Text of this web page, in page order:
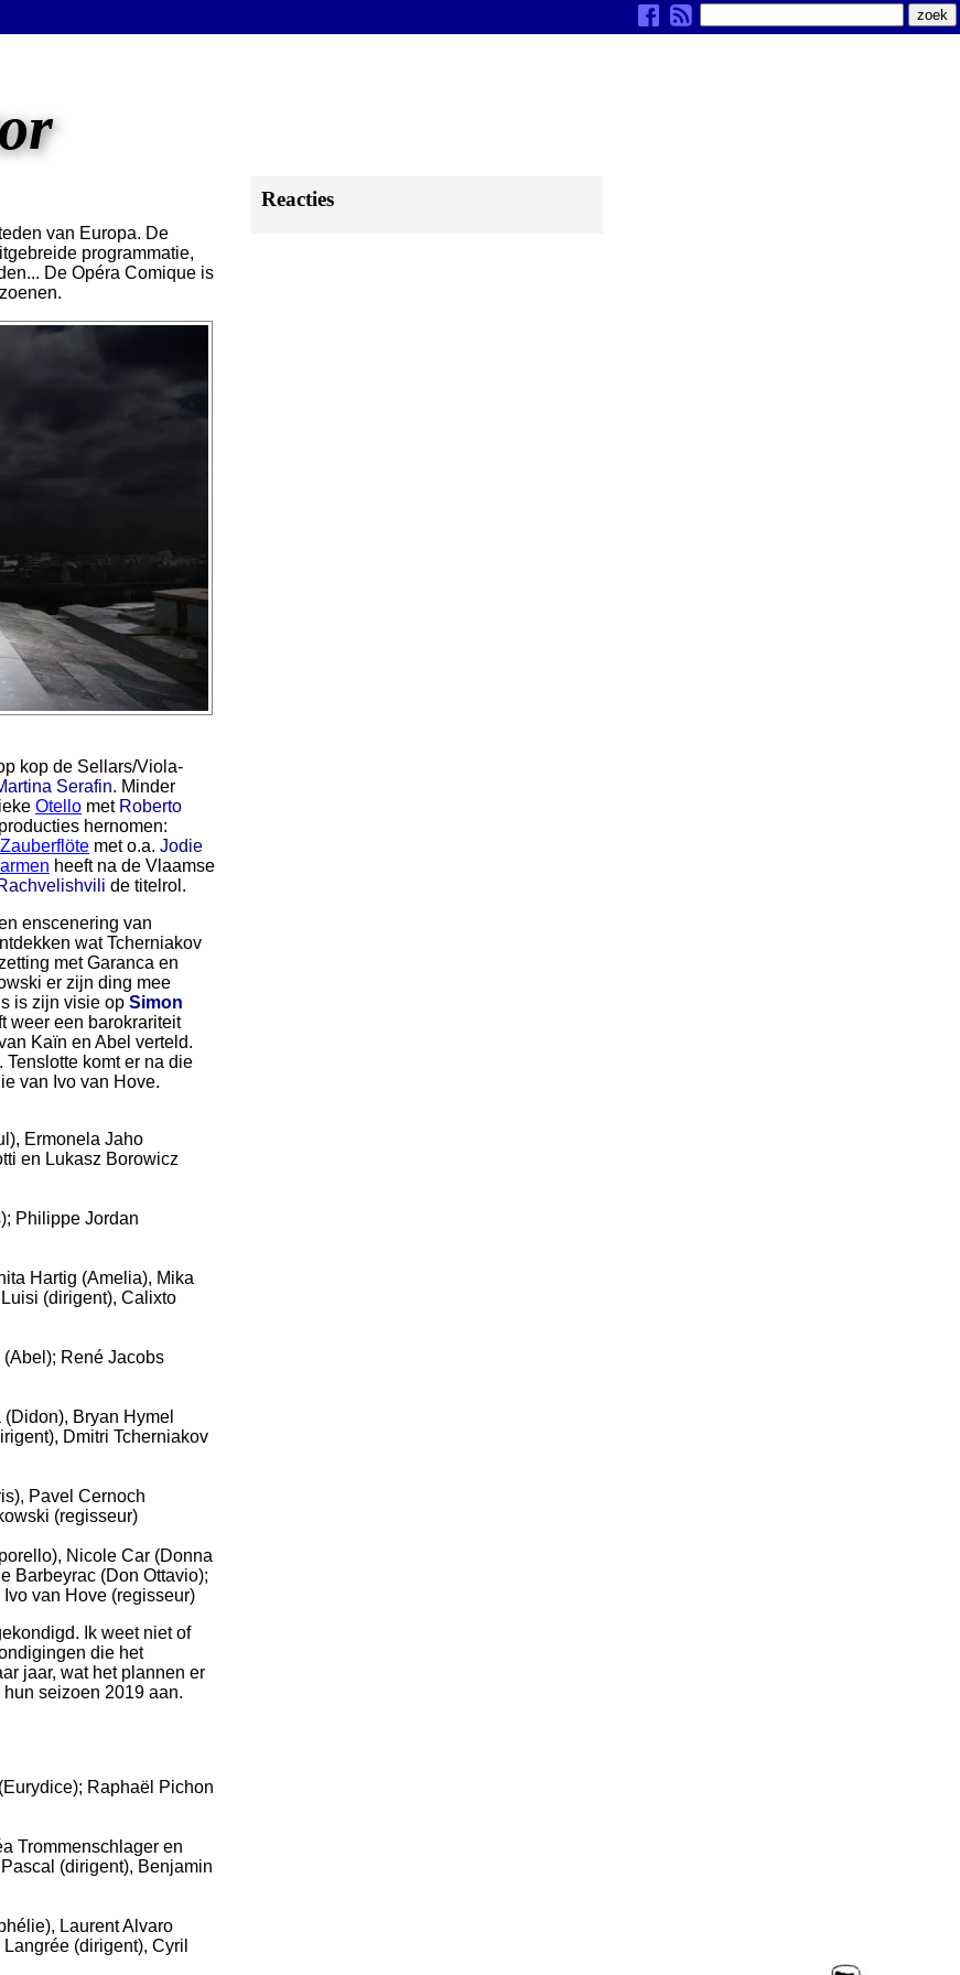
van Europa. De
programmatie,
De Opéra Comique is
kop de Sellars/Viola-
Serafin. Minder
Otello met Roberto
hernomen:
met o.a. Jodie
heeft na de Vlaamse
de titelrol.
enscenering van
wat Tcherniakov
met Garanca en
er zijn ding mee
is zijn visie op Simon
weer een barokrariteit
Kaïn en Abel verteld.
komt er na die
van Ivo van Hove.
Ermonela Jaho
en Lukasz Borowicz
Philippe Jordan
Hartig (Amelia), Mika
(dirigent), Calixto
René Jacobs
Bryan Hymel
Dmitri Tcherniakov
Pavel Cernoch
(regisseur)
Nicole Car (Donna
Barbeyrac (Don Ottavio);
van Hove (regisseur)
Ik weet niet of
die het
jaar, wat het plannen er
seizoen 2019 aan.
Raphaël Pichon
Trommenschlager en
(dirigent), Benjamin
Laurent Alvaro
(dirigent), Cyril
Reacties